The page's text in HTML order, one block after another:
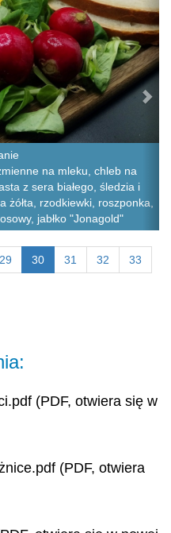
na mleku, chleb na
z sera białego, śledzia i
żółta, rzodkiewki, roszponka,
jabłko "Jonagold"
29 30 31 32 33
(PDF, otwiera się w
(PDF, otwiera